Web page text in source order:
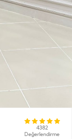
4382
Değerlendirme